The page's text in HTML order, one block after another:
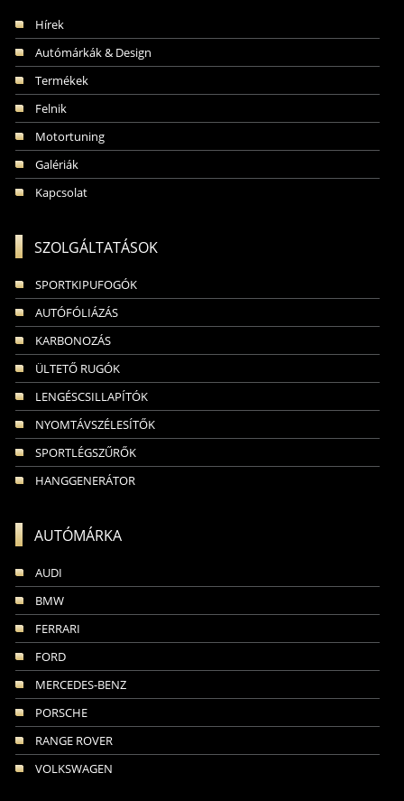
Hírek
Autómárkák & Design
Termékek
Felnik
Motortuning
Galériák
Kapcsolat
SZOLGÁLTATÁSOK
SPORTKIPUFOGÓK
AUTÓFÓLIÁZÁS
KARBONOZÁS
ÜLTETŐ RUGÓK
LENGÉSCSILLAPÍTÓK
NYOMTÁVSZÉLESÍTŐK
SPORTLÉGSZŰRŐK
HANGGENERÁTOR
AUTÓMÁRKA
AUDI
BMW
FERRARI
FORD
MERCEDES-BENZ
PORSCHE
RANGE ROVER
VOLKSWAGEN